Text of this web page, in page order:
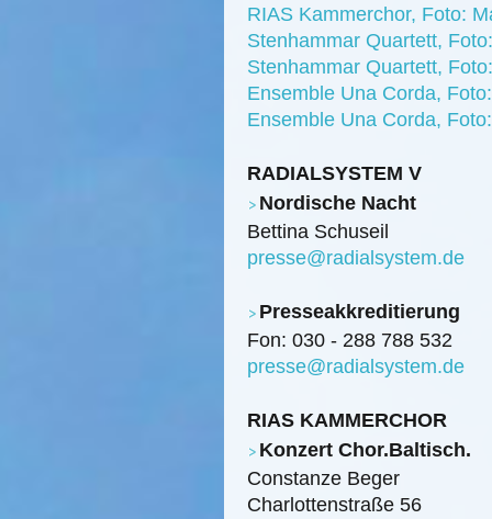
RIAS Kammerchor, Foto:
Stenhammar Quartett,
Stenhammar Quartett,
Ensemble Una Corda,
Ensemble Una Corda,
RADIALSYSTEM V
Nordische Nacht
Bettina Schuseil
presse@radialsystem.de
Presseakkreditierung
Fon: 030 - 288 788 532
presse@radialsystem.de
RIAS KAMMERCHOR
Konzert Chor.Baltisch.
Constanze Beger
Charlottenstraße 56